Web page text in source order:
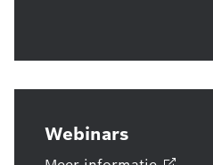
Webinars